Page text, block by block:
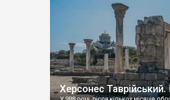
візантійської доби. Раритети
культурної спадщини ЮНЕСКО
Офіційно – на виставку «Золото
влада в Україні вважають це лише
Херсонес